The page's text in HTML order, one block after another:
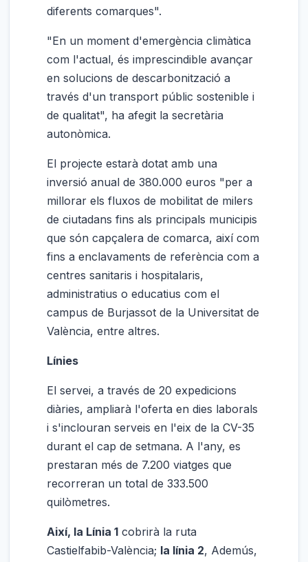
diferents comarques".
"En un moment d'emergència climàtica
com l'actual, és imprescindible avançar
en solucions de descarbonització a
través d'un transport públic sostenible i
de qualitat", ha afegit la secretària
autonòmica.
El projecte estarà dotat amb una
inversió anual de 380.000 euros "per a
millorar els fluxos de mobilitat de milers
de ciutadans fins als principals municipis
que són capçalera de comarca, així com
fins a enclavaments de referència com a
centres sanitaris i hospitalaris,
administratius o educatius com el
campus de Burjassot de la Universitat de
València, entre altres.
Línies
El servei, a través de 20 expedicions
diàries, ampliarà l'oferta en dies laborals
i s'inclouran serveis en l'eix de la CV-35
durant el cap de setmana. A l'any, es
prestaran més de 7.200 viatges que
recorreran un total de 333.500
quilòmetres.
Així, la Línia 1 cobrirà la ruta
Castielfabib-València; la línia 2, Ademús,